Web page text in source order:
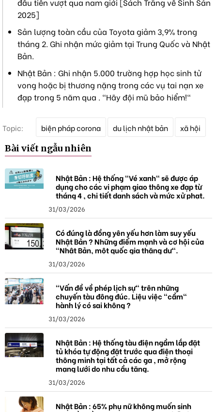
đầu tiên vượt qua nam giới [Sách Trắng về Sinh Sản
2025]
Sản lượng toàn cầu của Toyota giảm 3,9% trong
tháng 2. Ghi nhận mức giảm tại Trung Quốc và Nhật
Bản.
Nhật Bản : Ghi nhận 5.000 trường hợp học sinh tử
vong hoặc bị thương nặng trong các vụ tai nạn xe
đạp trong 5 năm qua . "Hãy đội mũ bảo hiểm!"
Topic:
k
h
a
biện pháp corona du lịch nhật bản xã hội
Bài viết ngẫu nhiên
Nhật Bản : Hệ thống "Vé xanh" sẽ được áp
dụng cho các vi phạm giao thông xe đạp từ
tháng 4 , chi tiết danh sách và mức xử phạt.
31/03/2026
Có đúng là đồng yên yếu hơn làm suy yếu
Nhật Bản ? Những điểm mạnh và cơ hội của
"Nhật Bản, một quốc gia thặng dư".
31/03/2026
"Vấn đề về phép lịch sự" trên những
chuyến tàu đông đúc. Liệu việc "cầm"
hành lý có sai không ?
31/03/2026
Nhật Bản : Hệ thống tàu điện ngầm lắp đặt
tủ khóa tự động đặt trước qua điện thoại
thông minh tại tất cả các ga , mở rộng
mạng lưới do nhu cầu tăng.
31/03/2026
Nhật Bản : 65% phụ nữ không muốn sinh